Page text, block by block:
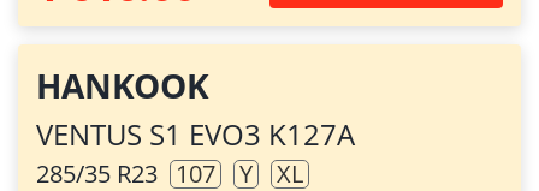
HANKOOK
VENTUS S1 EVO3 K127A
285/35 R23 107 Y XL